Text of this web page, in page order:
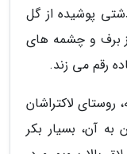
پوشیده از گل
برف و چشمه های
رقم می زند.
روستای لاکتراشان
آن، بسیار بکر